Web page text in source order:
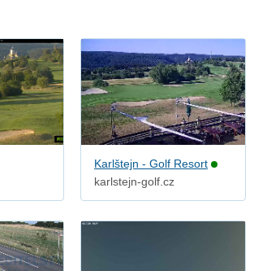
Karlštejn - Golf Resort
karlstejn-golf.cz